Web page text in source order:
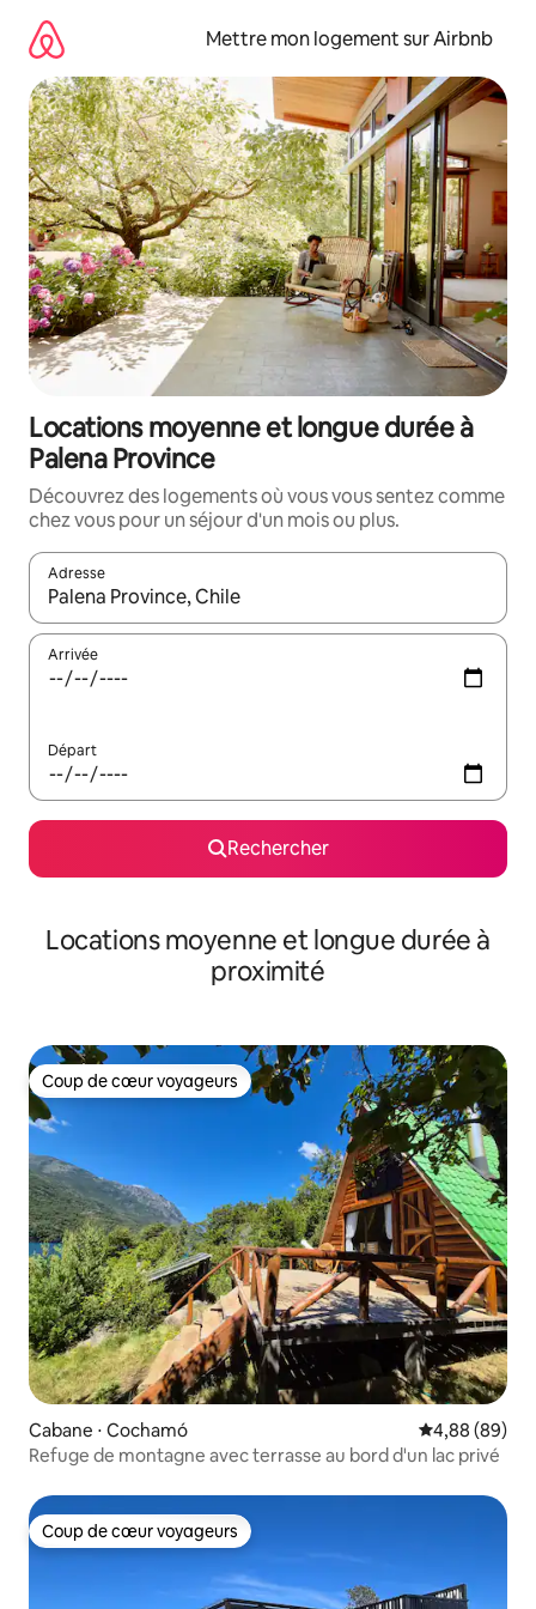
directement
contenu
Mettre mon logement sur Airbnb
Locations moyenne et longue durée à
Palena Province
Découvrez des logements où vous vous sentez comme
chez vous pour un séjour d'un mois ou plus.
Adresse
Lorsque les résultats s'affichent, utilisez les flèches vers le
Arrivée
Départ
Rechercher
Locations moyenne et longue durée à
proximité
Coup de cœur voyageurs
Coup de cœur voyageurs
Cabane ⋅ Cochamó Évaluation
4,88 (89)
Refuge de montagne avec terrasse au bord d'un lac privé
Coup de cœur voyageurs
Coup de cœur voyageurs